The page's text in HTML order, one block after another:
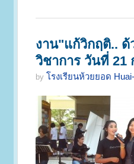
งาน"แก้วิกฤติ..
วิชาการ วันที่ 21
by โรงเรียนห้วยยอด